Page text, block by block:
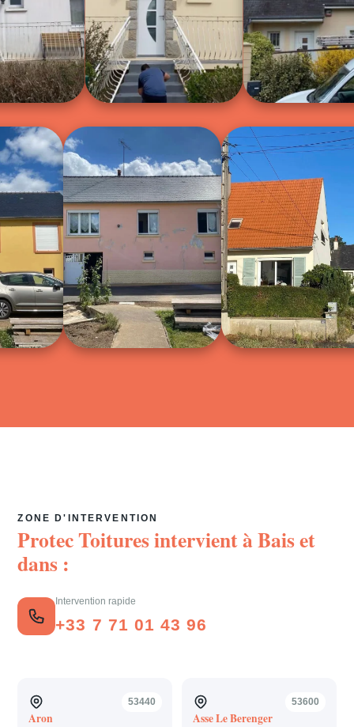
ZONE D'INTERVENTION
Protec Toitures intervient àBaiset
dans :
Intervention rapide
+33 7 71 01 43 96
53440
Aron
53600
Asse Le Berenger